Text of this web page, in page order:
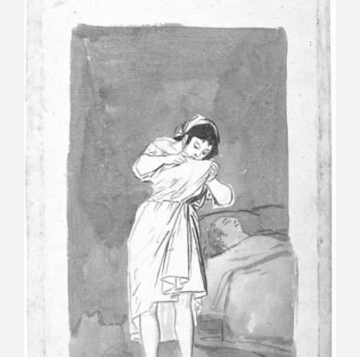
EL VIAJE DE GOYA
CATÁLOGO
GOYA EN EL MUNDO
GOYA EN ARAGÓN
PREMIO ARAGÓN GOYA
PUBLICACIONES